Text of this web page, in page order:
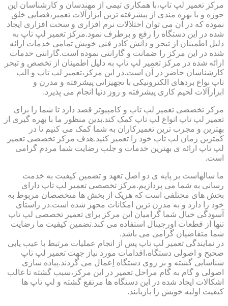
مرکز تعمیر لپ تاپ،با همکاری تیمی از مهندسان و کارشناسان این
حوزه و با بهره مندی از پیشرفته ترین ابزارآلات تعمیر،فضایی خلق
نموده که در آن می توان اختلالات نرم افزاری و سخت افزاری ایجاد
شده در این دستگاه را رفع و برطرف نمود.مرکز تعمیر لپ تاپ به
دلیل اطمینان از تبحر و دانش کادر فنی خویش تمامی خدمات ارائه
شده در این مرکز را ضمانت و گارانتی نموده است.گارانتی خدمات
ارائه شده در مرکز تعمیر لپ تاپ به دلیل اطمینان از تخصص و تبحر
کارشناسان حاضر در آن است.در این مرکز،تعمیر لپ تاپ و الپ
تاپ نواع بردهای الکترونیکی با تجهیزاتی پیشرفته و مدرن و
ابزارآلات لحیم کاری پیشرفته و روز دنیا انجام می پذیرد.
مرکز تخصصی تعمیر لپ تاپ و کامپیوتر قصد دارد تا شما را برای
تعمیر لپ تاپ انواع لپ تاپ کمک کند.بدین منظور ما با بهره گیری از
بهترین و مجرب ترین تعمیرکاران به شما کمک می کنیم تا در
کمترین زمان لپ تاپ خود را تعمیر کنید.هدف مرکز تخصصی تعمیر
لپ تاپ ارائه ی بهترین خدمات و جلب رضایت شما مردم گرامی
است.
ما سالهاست بر پایه ی دو اصل تعهد و تضمین کیفیت به خدمت
رسانی به شما می پردازیم.مرکز تخصصی تعمیر لپ تاپ دارای
بخش های مختلفی است که هریک از بخش ها متخصصان مربوط به
خود را دارد و به مدرن ترین امکانات مجهز شده است.در راستای
آسودگی خیال شما گرامیان این مرکز برای تعمیر تخصصی لپ تاپ
تنها از قطعات اورجینال استفاده می کند.تضمین کیفیت ما رضایت
شما متقاضیان گرامی می باشد.
در نمایندگی تعمیر لپ تاپ پس از انجام عملیات مرتبط با عیب یابی
صحیح و اصولی دستگاه،اقدامات مورد نیاز جهت تعمیر لپ تاپ
شناسایی گشته و بر روی دستگاه اِعمال می گردند.پیاده سازی
اصولی و گام به گام مراحل تعمیر در این مرکز،سبب گشته تا غالب
اشکالات ایجاد شده در این دستگاه ها مرتفع گشته و لپ تاپ ها
کیفیت اولیه خویش را بازیابند.